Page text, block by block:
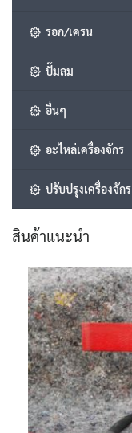
รอก/เครน
ปั๊มลม
อื่นๆ
อะไหล่เครื่องจักร
ปรับปรุงเครื่องจักร
สินค้าแนะนำ